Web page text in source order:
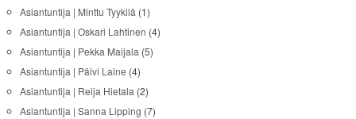
Asiantuntija | Minttu Tyykilä (1)
Asiantuntija | Oskari Lahtinen (4)
Asiantuntija | Pekka Maijala (5)
Asiantuntija | Päivi Laine (4)
Asiantuntija | Reija Hietala (2)
Asiantuntija | Sanna Lipping (7)